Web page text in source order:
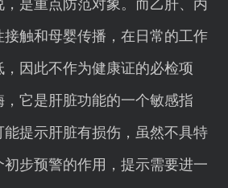
是重点防范对象。而乙肝、丙
接触和母婴传播，在日常的工作
因此不作为健康证的必检项
，它是肝脏功能的一个敏感指
提示肝脏有损伤，虽然不具特
步预警的作用，提示需要进一